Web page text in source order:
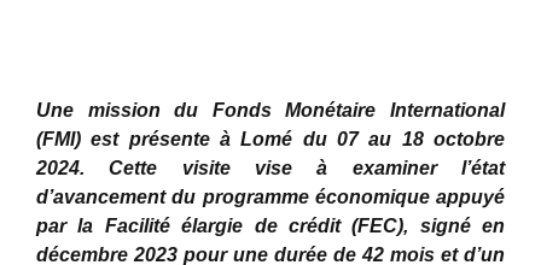
Une mission du Fonds Monétaire International
(FMI) est présente à Lomé du 07 au 18 octobre
2024. Cette visite vise à examiner l’état
d’avancement du programme économique appuyé
par la Facilité élargie de crédit (FEC), signé en
décembre 2023 pour une durée de 42 mois et d’un